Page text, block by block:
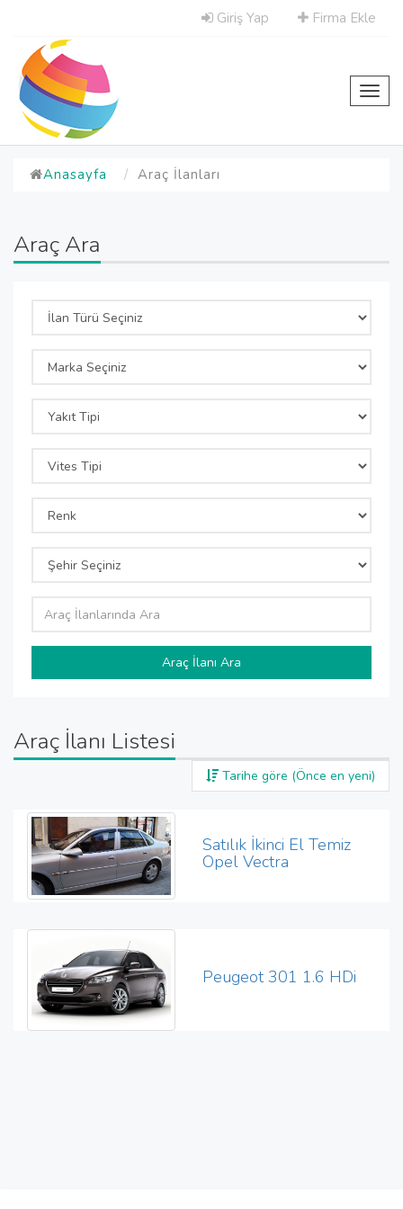
Giriş Yap Firma Ekle
Anasayfa Araç İlanları
Araç Ara
Araç İlanı Ara
Araç İlanı Listesi
Tarihe göre (Önce en yeni)
Satılık İkinci El Temiz
Opel Vectra
Peugeot 301 1.6 HDi